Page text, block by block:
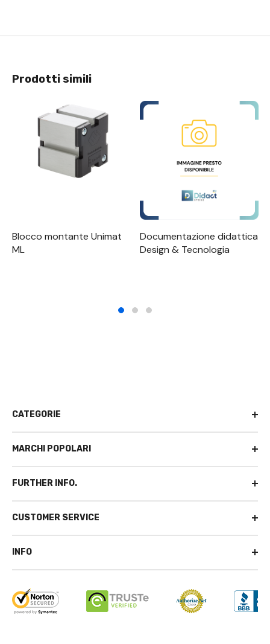
Prodotti simili
Blocco montante Unimat
ML
Documentazione didattica
Design & Tecnologia
CATEGORIE
MARCHI POPOLARI
FURTHER INFO.
CUSTOMER SERVICE
INFO